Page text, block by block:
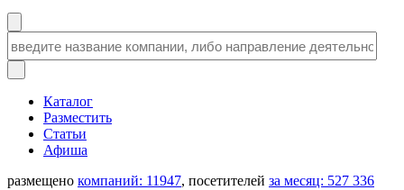
Каталог
Разместить
Статьи
Афиша
размещено компаний: 11947, посетителей за месяц: 527 336